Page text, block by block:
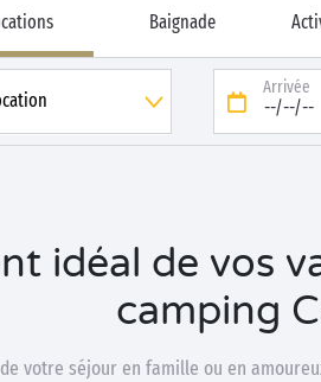
Baignade
Arrivée
--/--/--
idéal de vos
camping
votre séjour en famille ou en